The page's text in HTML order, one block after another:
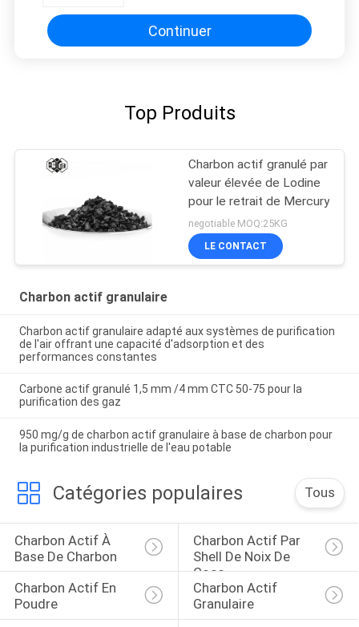
Continuer
Top Produits
Charbon actif granulé par
valeur élevée de Lodine
pour le retrait de Mercury
negotiable MOQ:25KG
LE CONTACT
Charbon actif granulaire
Charbon actif granulaire adapté aux systèmes de purification
de l'air offrant une capacité d'adsorption et des
performances constantes
Carbone actif granulé 1,5 mm /4 mm CTC 50-75 pour la
purification des gaz
950 mg/g de charbon actif granulaire à base de charbon pour
la purification industrielle de l'eau potable
Catégories populaires Tous
Charbon Actif À
Base De Charbon
Charbon Actif Par
Shell De Noix De
Coco
Charbon Actif En
Poudre
Charbon Actif
Granulaire